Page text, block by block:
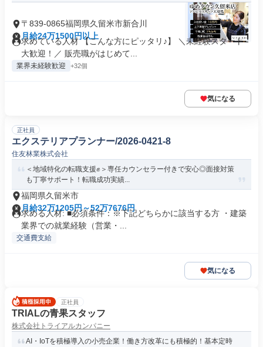
〒839-0865福岡県久留米市新合川
月給24万1500円以上
求めている人材 【こんな方にピッタリ♪】 ＼未経験スタート
大歓迎！／ 販売職がはじめて...
業界未経験歓迎 +32個
気になる
正社員
エクステリアプランナー/2026-0421-8
住友林業株式会社
＜地域特化の転職支援✊️＞専任カウンセラー付きで安心◎面接対策
も丁寧サポート！転職成功実績...
福岡県久留米市
月給32万1205円～52万7676円
求める人材: ■必須条件：※下記どちらかに該当する方 ・建築
業界での就業経験（営業・...
交通費支給
気になる
正社員
TRIALの青果スタッフ
株式会社トライアルカンパニー
AI・IoTを積極導入の小売企業！働き方改革にも積極的！基本定時